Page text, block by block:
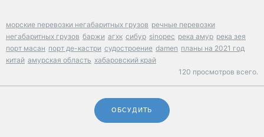
морские перевозки негабаритных грузов речные перевозки
негабаритных грузов баржи агхк сибур sinopec река амур река зея
порт масан порт де-кастри судостроение damen планы на 2021 год
китай амурская область хабаровский край
120 просмотров всего.
ОБСУДИТЬ